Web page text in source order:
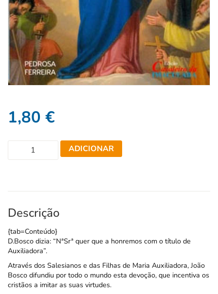
1,80 €
ADICIONAR
Descrição
{tab=Conteúdo}
D.Bosco dizia: “NªSrª quer que a honremos com o título de
Auxiliadora”.
Através dos Salesianos e das Filhas de Maria Auxiliadora, João
Bosco difundiu por todo o mundo esta devoção, que incentiva os
cristãos a imitar as suas virtudes.